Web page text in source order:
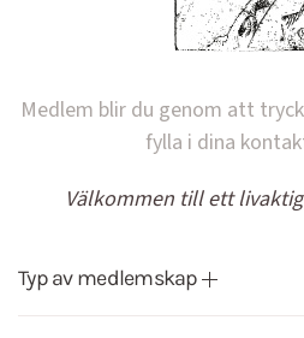
Medlem blir du genom att
fylla i dina
Välkommen till ett
Typ av medlemskap